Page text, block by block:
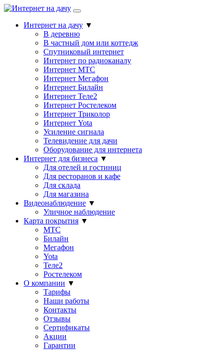
Интернет на дачу ▼
В деревню
В частный дом или коттедж
Спутниковый интернет
Интернет по радиоканалу
Интернет МТС
Интернет Мегафон
Интернет Билайн
Интернет Теле2
Интернет Ростелеком
Интернет Триколор
Интернет Yota
Усиление сигнала
Телевидение для дачи
Оборудование для интернета
Интернет для бизнеса ▼
Для отелей и гостиниц
Для ресторанов и кафе
Для склада
Для магазина
Видеонаблюдение ▼
Уличное наблюдение
Карта покрытия ▼
МТС
Билайн
Мегафон
Yota
Теле2
Ростелеком
О компании ▼
Тарифы
Наши работы
Контакты
Отзывы
Сертификаты
Акции
Гарантии